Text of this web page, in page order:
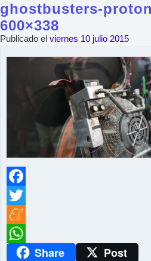
ghostbusters-
600×338
Publicado el viernes 10 julio 2015
Facebook
Twitter
Meneame
WhatsAppShare Post